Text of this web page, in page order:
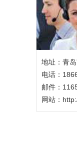
地址：青
电话：
邮件：
网站：